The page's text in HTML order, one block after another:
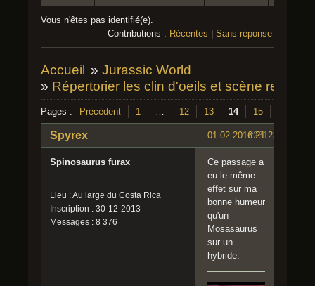
Vous n'êtes pas identifié(e).
Contributions : Récentes Sans réponse
Accueil » Jurassic World
» Répertorier les clin d'oeils et scène remake
Pages : Précédent 1 … 12 13 14 15
#261
01-02-2016 21:23:35
Spyrex
Spinosaurus furax
Lieu : Au large du Costa Rica
Inscription : 30-12-2013
Messages : 8 376
Ce passage a
eu le même
effet sur ma
bonne humeur
qu'un
Mosasaurus
sur un
hybride.